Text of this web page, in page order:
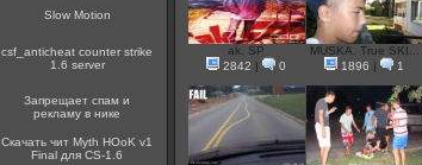
Slow Motion
csf_anticheat counter strike
1.6 server
Запрещает спам и
рекламу в нике
Скачать чит Myth HОоK v1
Final для CS-1.6
ak. SP
2842
0
MUSKA. True SKI...
1896
1